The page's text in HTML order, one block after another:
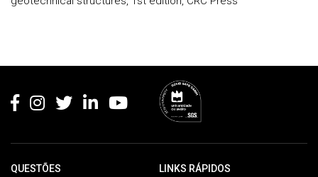
QUESTÕES LINKS RÁPIDOS